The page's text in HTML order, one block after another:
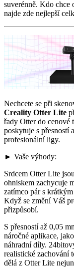
suverénně. Kdo chce
najde zde nejlepší
Nechcete se při
Creality Otter Lite
řady Otter do cenové
poskytuje s přesností
profesionální ligy.
► Vaše výhody:
Srdcem Otter Lite
ohniskem zachycuje
zatímco pár s
Když se změní Váš
přizpůsobí.
S přesností až 0,05
náročné aplikace,
náhradní díly.
realistické zachování
dělá z Otter Lite